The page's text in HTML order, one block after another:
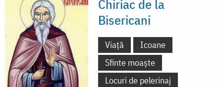
Chiriac de la
Bisericani
Viață
Icoane
Sfinte moaște
Locuri de pelerinaj